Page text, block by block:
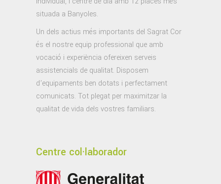
situada a Banyoles.
Un dels actius més importants del Sagrat Cor
és el nostre equip professional que amb
vocació i experiència ofereixen serveis
assistencials de qualitat. Disposem
d’equipaments ben dotats i perfectament
comunicats. Tot plegat per maximitzar la
qualitat de vida dels vostres familiars.
Centre col·laborador